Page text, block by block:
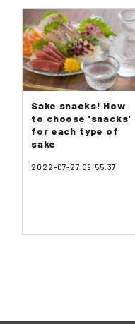
Sake snacks! How
to choose 'snacks'
for each type of
sake
2022-07-27 09:55:37